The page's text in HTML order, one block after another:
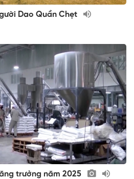
Dao Quần Chẹt
trưởng năm 2025